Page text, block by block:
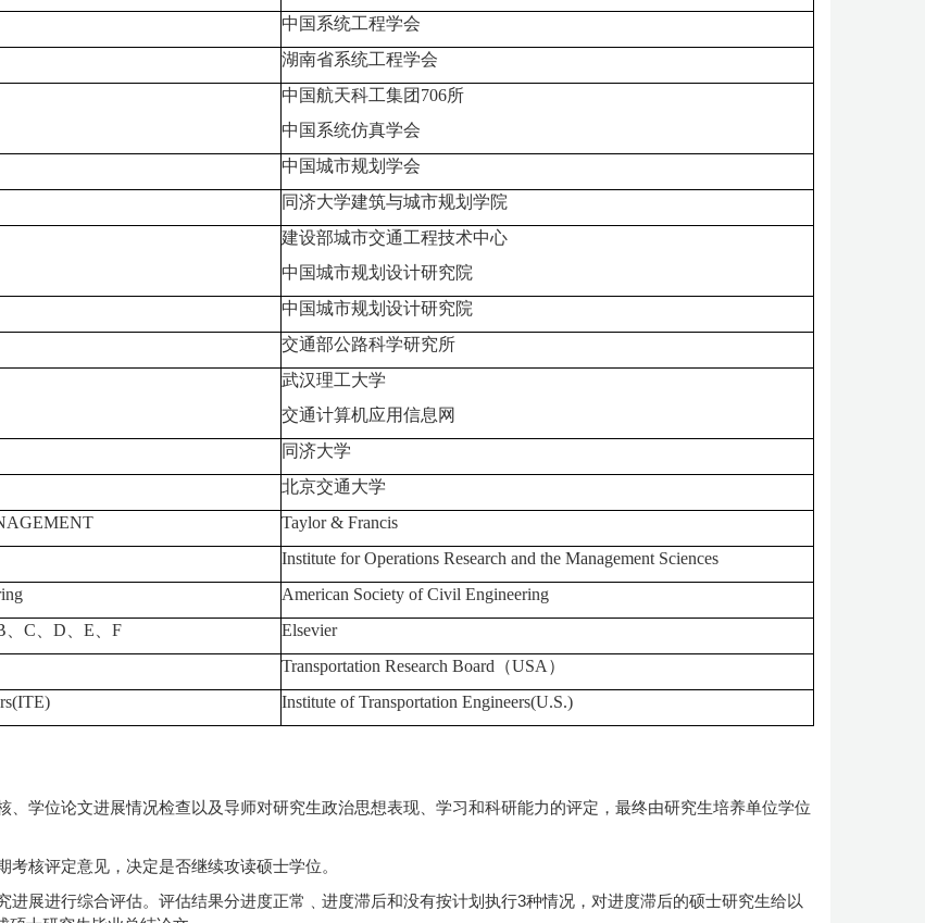
中国系统工程学会
湖南省系统工程学会
中国航天科工集团 706所
中国系统仿真学会
中国城市规划学会
同济大学建筑与城市规划学院
建设部城市交通工程技术中心
中国城市规划设计研究院
中国城市规划设计研究院
交通部公路科学研究所
武汉理工大学
交通计算机应用信息网
同济大学
北京交通大学
Taylor & Francis
Institute for Operations Research and the Management Sciences
American Society of Civil Engineering
C D E F
Elsevier
Transportation Research Board （USA ）
Institute of Transportation Engineers(U.S.)
、学位论文进展情况检查以及导师对研究生政治思想表现、学习和科研能力的评定，最终由研究生培养单位学位
核评定意见，决定是否继续攻读硕士学位。
展进行综合评估。评估结果分进度正常﹑进度滞后和没有按计划执行3种情况，对进度滞后的硕士研究生给以